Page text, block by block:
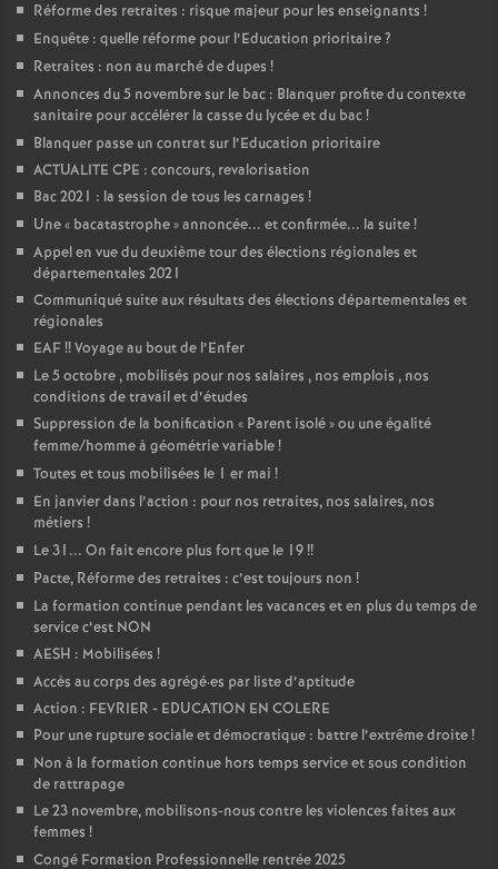
Réforme des retraites : risque majeur pour les enseignants !
Enquête : quelle réforme pour l’Education prioritaire?
Retraites : non au marché de dupes !
Annonces du 5 novembre sur le bac : Blanquer profite du contexte
sanitaire pour accélérer la casse du lycée et du bac!
Blanquer passe un contrat sur l’Education prioritaire
ACTUALITE CPE : concours, revalorisation
Bac 2021 : la session de tous les carnages !
Une « bacatastrophe» annoncée... et confirmée... la suite!
Appel en vue du deuxième tour des élections régionales et
départementales 2021
Communiqué suite aux résultats des élections départementales et
régionales
EAF!! Voyage au bout de l’Enfer
Le 5 octobre , mobilisés pour nos salaires , nos emplois , nos
conditions de travail et d’études
Suppression de la bonification « Parent isolé» ou une égalité
femme/homme à géométrie variable!
Toutes et tous mobilisées le 1 er mai !
En janvier dans l’action : pour nos retraites, nos salaires, nos
métiers !
Le 31... On fait encore plus fort que le 19!!
Pacte, Réforme des retraites : c’est toujours non !
La formation continue pendant les vacances et en plus du temps de
service c’est NON
AESH : Mobilisées !
Accès au corps des agrégé·es par liste d’aptitude
Action : FEVRIER - EDUCATION EN COLERE
Pour une rupture sociale et démocratique : battre l’extrême droite!
Non à la formation continue hors temps service et sous condition
de rattrapage
Le 23 novembre, mobilisons-nous contre les violences faites aux
femmes !
Congé Formation Professionnelle rentrée 2025